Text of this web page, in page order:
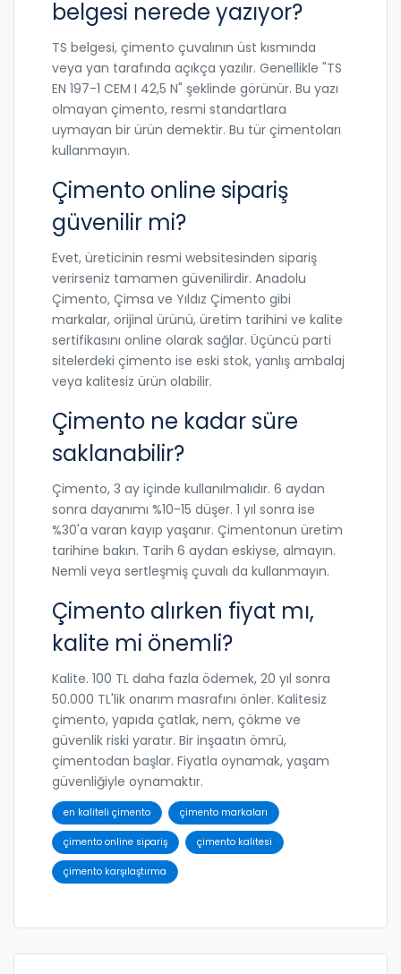
belgesi nerede yazıyor?
TS belgesi, çimento çuvalının üst kısmında
veya yan tarafında açıkça yazılır. Genellikle "TS
EN 197-1 CEM I 42,5 N" şeklinde görünür. Bu yazı
olmayan çimento, resmi standartlara
uymayan bir ürün demektir. Bu tür çimentoları
kullanmayın.
Çimento online sipariş
güvenilir mi?
Evet, üreticinin resmi websitesinden sipariş
verirseniz tamamen güvenilirdir. Anadolu
Çimento, Çimsa ve Yıldız Çimento gibi
markalar, orijinal ürünü, üretim tarihini ve kalite
sertifikasını online olarak sağlar. Üçüncü parti
sitelerdeki çimento ise eski stok, yanlış ambalaj
veya kalitesiz ürün olabilir.
Çimento ne kadar süre
saklanabilir?
Çimento, 3 ay içinde kullanılmalıdır. 6 aydan
sonra dayanımı %10-15 düşer. 1 yıl sonra ise
%30'a varan kayıp yaşanır. Çimentonun üretim
tarihine bakın. Tarih 6 aydan eskiyse, almayın.
Nemli veya sertleşmiş çuvalı da kullanmayın.
Çimento alırken fiyat mı,
kalite mi önemli?
Kalite. 100 TL daha fazla ödemek, 20 yıl sonra
50.000 TL'lik onarım masrafını önler. Kalitesiz
çimento, yapıda çatlak, nem, çökme ve
güvenlik riski yaratır. Bir inşaatın ömrü,
çimentodan başlar. Fiyatla oynamak, yaşam
güvenliğiyle oynamaktır.
en kaliteli çimento çimento markaları
çimento online sipariş çimento kalitesi
çimento karşılaştırma